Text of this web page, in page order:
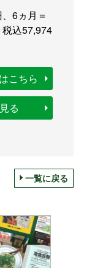
6ヵ月＝
込57,974
こちら
る
一覧に戻る